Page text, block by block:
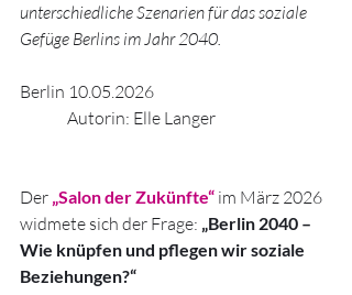
unterschiedliche Szenarien für das soziale
Gefüge Berlins im Jahr 2040.
Berlin 10.05.2026
	 Autorin: Elle Langer
Der „Salon der Zukünfte“ im März 2026
widmete sich der Frage: „Berlin 2040 –
Wie knüpfen und pflegen wir soziale
Beziehungen?“